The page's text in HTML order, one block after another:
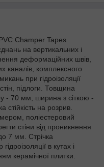
Champer Tapes
на вертикальних і
деформаційних швів,
каналів, комплексного
при гідроізоляції
підлоги. Товщина
- 70 мм, ширина з сіткою -
на розрив.
поліестеровий
стіни від проникнення
7 мм. Стрічка
в кутах і
керамічної плитки.